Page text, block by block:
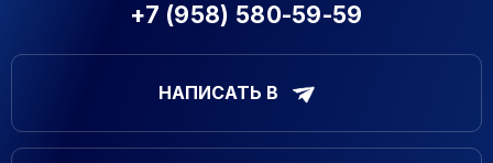
+7 (958) 580-59-59
НАПИСАТЬ В